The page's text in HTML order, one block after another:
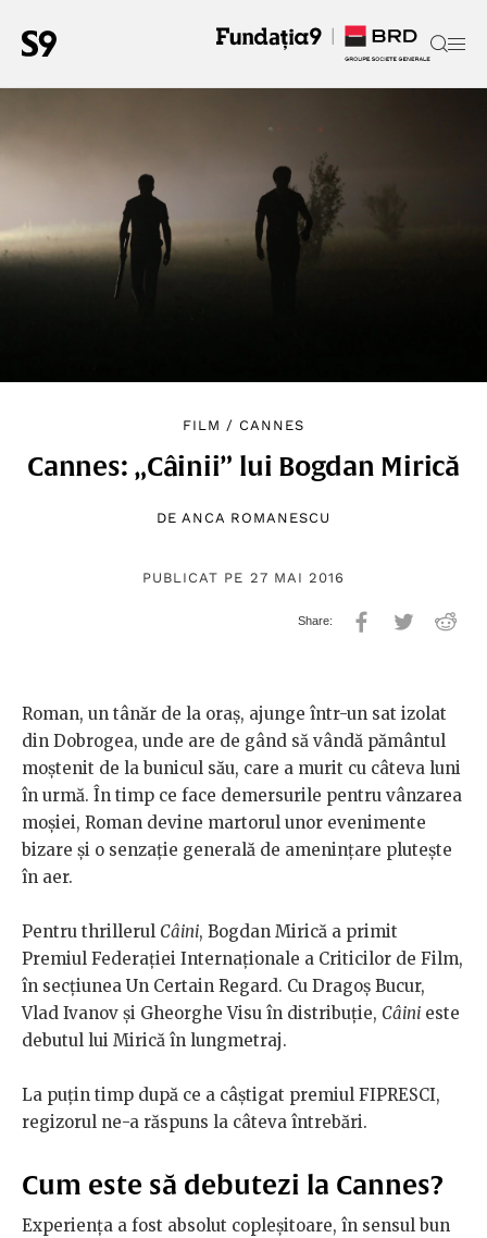
FILM / CANNES
Cannes: „Câinii” lui Bogdan Mirică
DE ANCA ROMANESCU
PUBLICAT PE 27 MAI 2016
Roman, un tânăr de la oraş, ajunge într-un sat izolat
din Dobrogea, unde are de gând să vândă pământul
moştenit de la bunicul său, care a murit cu câteva luni
în urmă. În timp ce face demersurile pentru vânzarea
moşiei, Roman devine martorul unor evenimente
bizare şi o senzaţie generală de ameninţare pluteşte
în aer.
Pentru thrillerul Câini, Bogdan Mirică a primit
Premiul Federației Internaționale a Criticilor de Film,
în secțiunea Un Certain Regard. Cu Dragoş Bucur,
Vlad Ivanov şi Gheorghe Visu în distribuţie, Câini este
debutul lui Mirică în lungmetraj.
La puțin timp după ce a câștigat premiul FIPRESCI,
regizorul ne-a răspuns la câteva întrebări.
Cum este să debutezi la Cannes?
Experiența a fost absolut copleșitoare, în sensul bun